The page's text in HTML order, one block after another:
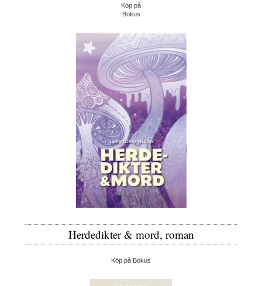
Köp på
Bokus
Herdedikter & mord, roman
Köp på Bokus